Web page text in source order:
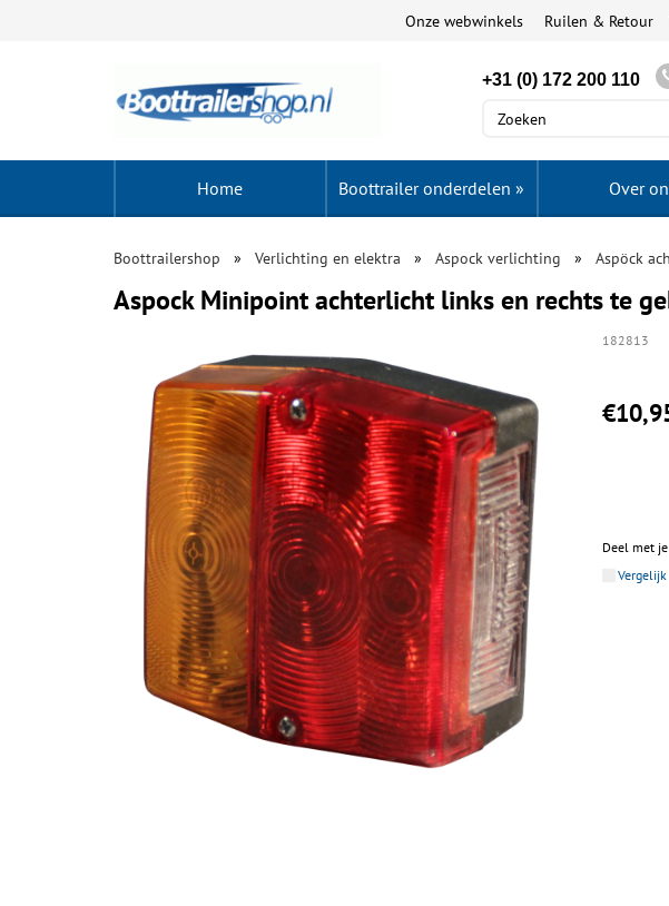
Onze webwinkels Ruilen & Retour
+31 (0) 172 200 110
Home Boottrailer onderdelen » Over
Boottrailershop Verlichting en elektra Aspock verlichting Aspöck
Aspock Minipoint achterlicht links en rechts te
182813
Deel met
Vergelijk